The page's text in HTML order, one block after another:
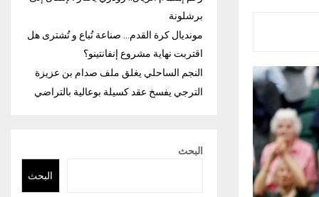
برشلونة
مونديال كرة القدم… صناعة تُباع و تُشترى هل
اقتربت نهاية مشروع إنفانتينو؟
النجم الساحلي يغلق ملف صدام بن عزيزة
الترجي يفسخ عقد كسيلة بوعالية بالتراضي
البحث
البحث